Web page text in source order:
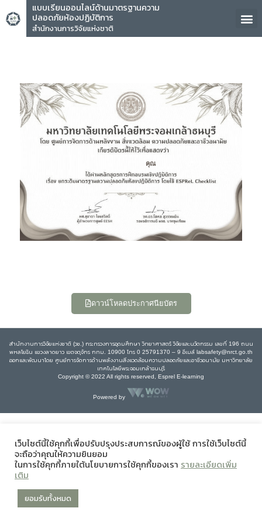
แบบเรียนออนไลน์ด้านมาตรฐานความ
ปลอดภัยห้องปฏิบัติการ
สำนักงานการวิจัยแห่งชาติ
คุณ
ดาวน์โหลดประกาศนียบัตร
สำนักงานการวิจัยแห่งชาติ (วช.) กระทรวงการอุดมศึกษา วิทยาศาสตร์ วิจัยและนวัตกรรม เลขที่ 196 ถนน
พหลโยธิน แขวงลาดยาว เขตจตุจักร กทม. 10900 โทร 0 25791370 – 9 อีเมล์ labsafety@nrct.go.th
ออกและพัฒนาโดย ศูนย์การจัดการด้านพลังงานสิ่งแวดล้อมความปลอดภัยและอาชีวอนามัย มหาวิทยาลัย
เทคโนโลยีพระจอมเกล้าธนบุรี
Copyright © 2022 All rights reserved, Esprel E-learning
Powered by
เว็บไซต์นี้ใช้คุกกี้เพื่อปรับปรุงประสบการณ์ของผู้ใช้ การใช้เว็บไซต์นี้
จะถือว่าคุณให้ความยินยอม
ในการใช้คุกกี้ภายใต้นโยบายการใช้คุกกี้ของเรา รายละเอียดเพิ่ม
เติม
ยอมรับทั้งหมด